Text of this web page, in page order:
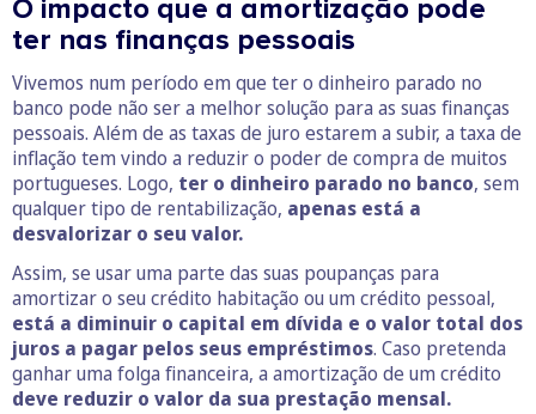
O impacto que a amortização pode
ter nas finanças pessoais
Vivemos num período em que ter o dinheiro parado no
banco pode não ser a melhor solução para as suas finanças
pessoais. Além de as taxas de juro estarem a subir, a taxa de
inflação tem vindo a reduzir o poder de compra de muitos
portugueses. Logo, ter o dinheiro parado no banco, sem
qualquer tipo de rentabilização, apenas está a
desvalorizar o seu valor.
Assim, se usar uma parte das suas poupanças para
amortizar o seu crédito habitação ou um crédito pessoal,
está a diminuir o capital em dívida e o valor total dos
juros a pagar pelos seus empréstimos. Caso pretenda
ganhar uma folga financeira, a amortização de um crédito
deve reduzir o valor da sua prestação mensal.